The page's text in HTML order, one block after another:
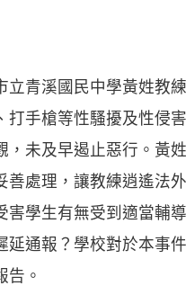
青溪國民中學黃姓教
手槍等性騷擾及性侵
未及早遏止惡行。黃
處理，讓教練逍遙法
學生有無受到適當輔
通報？學校對於本事
告。